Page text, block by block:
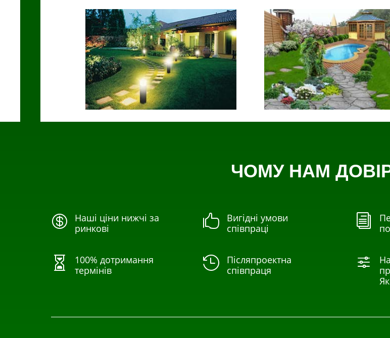
ЧОМУ НАМ

Наші ціни нижчі за
ринкові

100% дотримання
термінів

Вигідні умови
співпраці

Післяпроектна
співпраця
i
f